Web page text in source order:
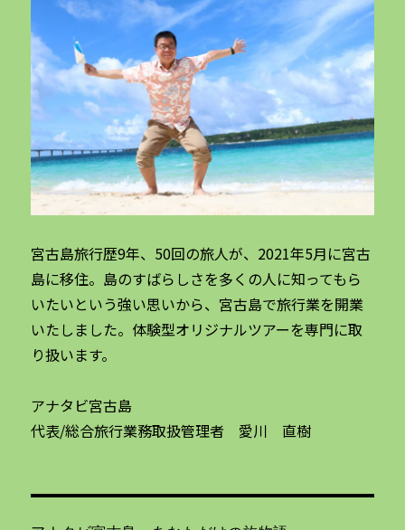
宮古島旅行歴9年、50回の旅人が、2021年5月に宮古
島に移住。島のすばらしさを多くの人に知ってもら
いたいという強い思いから、宮古島で旅行業を開業
いたしました。体験型オリジナルツアーを専門に取
り扱います。
アナタビ宮古島
代表/総合旅行業務取扱管理者 愛川 直樹